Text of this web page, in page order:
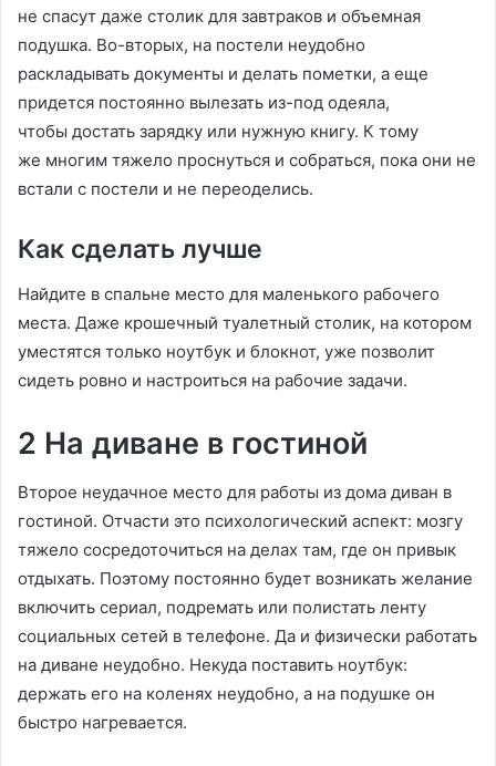
не спасут даже столик для завтраков и объемная
подушка. Во-вторых, на постели неудобно
раскладывать документы и делать пометки, а еще
придется постоянно вылезать из-под одеяла,
чтобы достать зарядку или нужную книгу. К тому
же многим тяжело проснуться и собраться, пока они не
встали с постели и не переоделись.
Как сделать лучше
Найдите в спальне место для маленького рабочего
места. Даже крошечный туалетный столик, на котором
уместятся только ноутбук и блокнот, уже позволит
сидеть ровно и настроиться на рабочие задачи.
2 На диване в гостиной
Второе неудачное место для работы из дома диван в
гостиной. Отчасти это психологический аспект: мозгу
тяжело сосредоточиться на делах там, где он привык
отдыхать. Поэтому постоянно будет возникать желание
включить сериал, подремать или полистать ленту
социальных сетей в телефоне. Да и физически работать
на диване неудобно. Некуда поставить ноутбук:
держать его на коленях неудобно, а на подушке он
быстро нагревается.